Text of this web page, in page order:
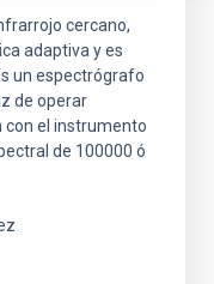
cercano,
adaptiva y es
un espectrógrafo
de operar
con el instrumento
de 100000 ó